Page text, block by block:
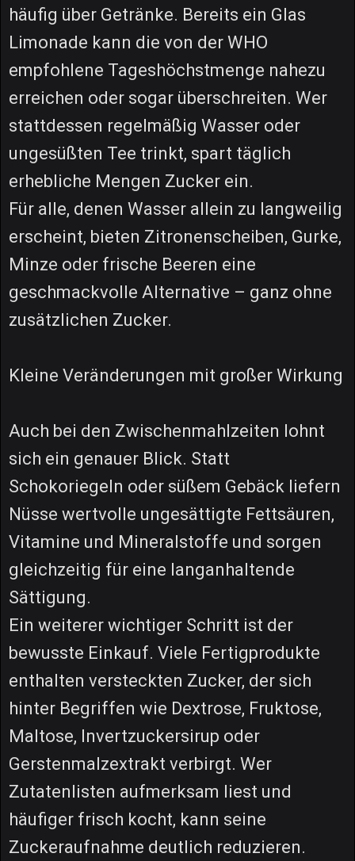
häufig über Getränke. Bereits ein Glas
Limonade kann die von der WHO
empfohlene Tageshöchstmenge nahezu
erreichen oder sogar überschreiten. Wer
stattdessen regelmäßig Wasser oder
ungesüßten Tee trinkt, spart täglich
erhebliche Mengen Zucker ein.
Für alle, denen Wasser allein zu langweilig
erscheint, bieten Zitronenscheiben, Gurke,
Minze oder frische Beeren eine
geschmackvolle Alternative – ganz ohne
zusätzlichen Zucker.
Kleine Veränderungen mit großer Wirkung
Auch bei den Zwischenmahlzeiten lohnt
sich ein genauer Blick. Statt
Schokoriegeln oder süßem Gebäck liefern
Nüsse wertvolle ungesättigte Fettsäuren,
Vitamine und Mineralstoffe und sorgen
gleichzeitig für eine langanhaltende
Sättigung.
Ein weiterer wichtiger Schritt ist der
bewusste Einkauf. Viele Fertigprodukte
enthalten versteckten Zucker, der sich
hinter Begriffen wie Dextrose, Fruktose,
Maltose, Invertzuckersirup oder
Gerstenmalzextrakt verbirgt. Wer
Zutatenlisten aufmerksam liest und
häufiger frisch kocht, kann seine
Zuckeraufnahme deutlich reduzieren.